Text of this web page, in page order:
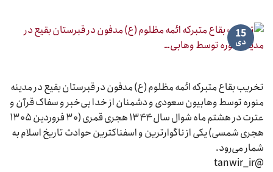
15
دی
تخریب بقاع متبرکه ائمه مظلوم (ع) مدفون در قبرستان بقیع در مدینه
منوره توسط وهابیون سعودی و دشمنان از خدا بی‌خبر و سفاک قرآن و
عترت در هشتم ماه شوال سال ۱۳۴۴ هجری قمری (۳۰ فروردین ۱۳۰۵
هجری شمسی) یکی از ناگوارترین و اسفناکترین حوادث تاریخ اسلام به
شمار می‌رود.
@tanwir_ir